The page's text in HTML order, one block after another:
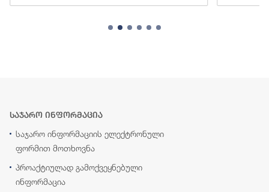
საჯარო ინფორმაცია
საჯარო ინფორმაციის ელექტრონული
ფორმით მოთხოვნა
პროაქტიულად გამოქვეყნებული
ინფორმაცია